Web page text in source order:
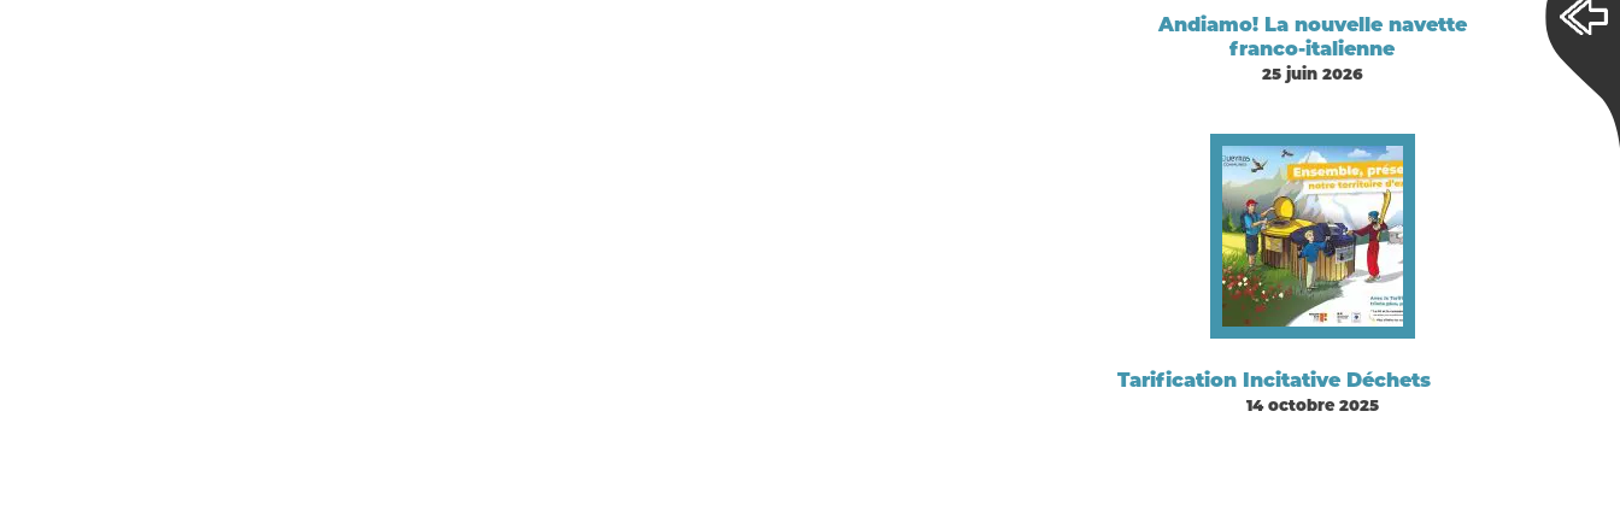
Andiamo! La nouvelle navette
franco-italienne
25 juin 2026
Tarification Incitative Déchets
14 octobre 2025